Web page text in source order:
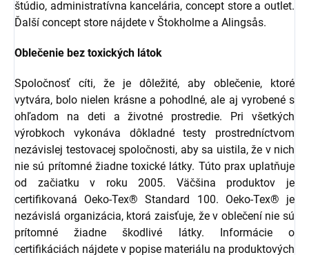
štúdio, administratívna kancelária, concept store a outlet.
Ďalší concept store nájdete v Štokholme a Alingsås.
Oblečenie bez toxických látok
Spoločnosť cíti, že je dôležité, aby oblečenie, ktoré
vytvára, bolo nielen krásne a pohodlné, ale aj vyrobené s
ohľadom na deti a životné prostredie. Pri všetkých
výrobkoch vykonáva dôkladné testy prostredníctvom
nezávislej testovacej spoločnosti, aby sa uistila, že v nich
nie sú prítomné žiadne toxické látky. Túto prax uplatňuje
od začiatku v roku 2005. Väčšina produktov je
certifikovaná Oeko-Tex® Standard 100. Oeko-Tex® je
nezávislá organizácia, ktorá zaisťuje, že v oblečení nie sú
prítomné žiadne škodlivé látky. Informácie o
certifikáciách nájdete v popise materiálu na produktových